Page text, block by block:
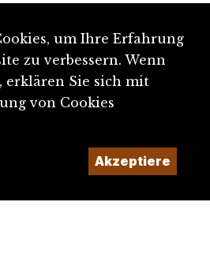
um Ihre Erfahrung
zu verbessern. Wenn
erklären Sie sich mit
von Cookies
Akzeptiere